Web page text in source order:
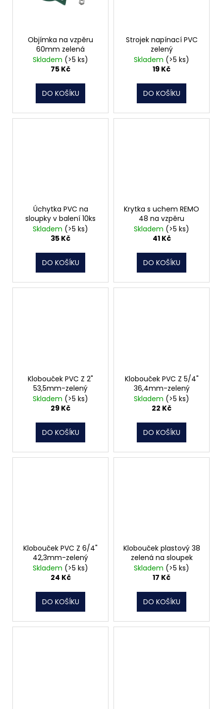
Objímka na vzpěru
60mm zelená
Skladem (>5 ks)
75 Kč
DO KOŠÍKU
Strojek napínací PVC
zelený
Skladem (>5 ks)
19 Kč
DO KOŠÍKU
Úchytka PVC na
sloupky v balení 10ks
Skladem (>5 ks)
35 Kč
DO KOŠÍKU
Krytka s uchem REMO
48 na vzpěru
Skladem (>5 ks)
41 Kč
DO KOŠÍKU
Klobouček PVC Z 2"
53,5mm-zelený
Skladem (>5 ks)
29 Kč
DO KOŠÍKU
Klobouček PVC Z 5/4"
36,4mm-zelený
Skladem (>5 ks)
22 Kč
DO KOŠÍKU
Klobouček PVC Z 6/4"
42,3mm-zelený
Skladem (>5 ks)
24 Kč
DO KOŠÍKU
Klobouček plastový 38
zelená na sloupek
Skladem (>5 ks)
17 Kč
DO KOŠÍKU